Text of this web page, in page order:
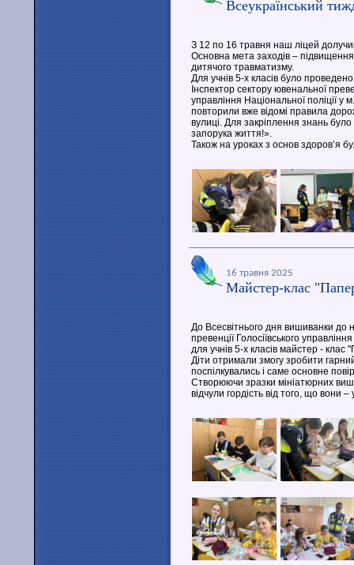
Всеукраїнський
З 12 по 16 травня наш ліцей
Основна мета заходів –
дитячого травматизму.
Для учнів 5-х класів було
Інспектор сектору ювенальної
управління Національної поліції у
повторили вже відомі правила
вулиці. Для закріплення знань
запорука життя!».
Також на уроках з основ здоров’я
16 травня 2025
Майстер-клас
До Всесвітнього дня вишиванки до
превенції Голосіївського
для учнів 5-х класів майстер - клас
Діти отримали змогу зробити
поспілкувались і саме основне
Створюючи зразки мініатюрних
відчули гордість від того, що вони –